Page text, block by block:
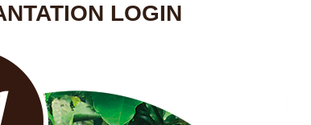
LOGIN